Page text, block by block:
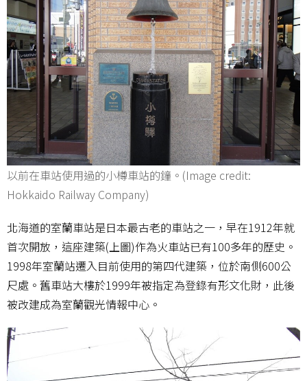
以前在車站使用過的小樽車站的鐘。(Image credit:
Hokkaido Railway Company)
北海道的室蘭車站是日本最古老的車站之一，早在1912年就
首次開放，這座建築(上圖)作為火車站已有100多年的歷史。
1998年室蘭站遷入目前使用的第四代建築，位於南側600公
尺處。舊車站大樓於1999年被指定為登錄有形文化財，此後
被改建成為室蘭觀光情報中心。